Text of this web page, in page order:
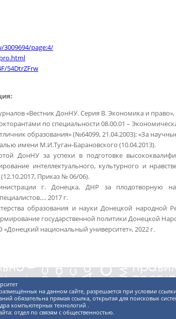
page:4/
54DtrZFrw
«Вестник ДонНУ. Серия В. Экономика и
по специальности 08.00.01 –
образования» (№64099, 21.04.2003); «За
имени М.И.Туган-Барановского (10.04.2013).
ДонНУ за успехи в подготовке
интеллектуального, культурного и
Приказ № 06/06).
г. Донецка, ДНР за плодотворную
2017 г.
образования и науки Донецкой народной
государственной политики Донецкой
национальный университет», 2022 г.
на данном сайте, разрешается при условии ссылки
обязательна прямая ссылка, открытая для поисковых
компьютерных технологий .
отдел по связям с общественностью.